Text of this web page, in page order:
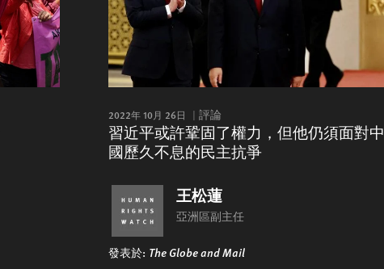
2022年 10月 26日 評論
習近平或許鞏固了權力，但他仍須面對中
國歷久不息的民主抗爭
王松蓮
亞洲區副主任
發表於: The Globe and Mail